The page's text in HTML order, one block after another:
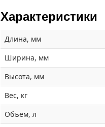
Характеристики
Длина, мм
Ширина, мм
Высота, мм
Вес, кг
Объем, л